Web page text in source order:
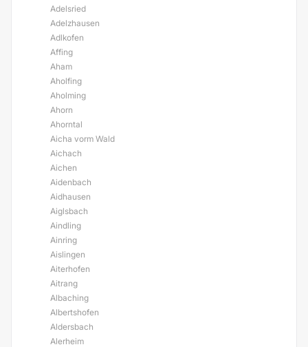
Adelsried
Adelzhausen
Adlkofen
Affing
Aham
Aholfing
Aholming
Ahorn
Ahorntal
Aicha vorm Wald
Aichach
Aichen
Aidenbach
Aidhausen
Aiglsbach
Aindling
Ainring
Aislingen
Aiterhofen
Aitrang
Albaching
Albertshofen
Aldersbach
Alerheim